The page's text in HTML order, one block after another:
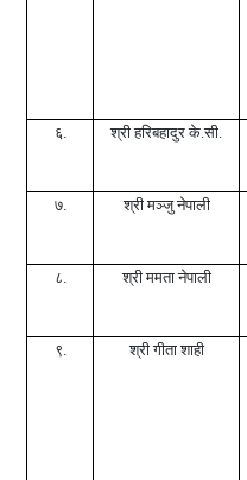
६.
श्री हरिबहादुर के.सी.
७.
श्री मञ्जु नेपाली
८.
श्री ममता नेपाली
९.
श्री गीता शाही